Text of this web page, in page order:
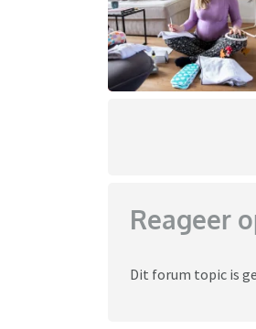
Reageer
Dit forum topic is